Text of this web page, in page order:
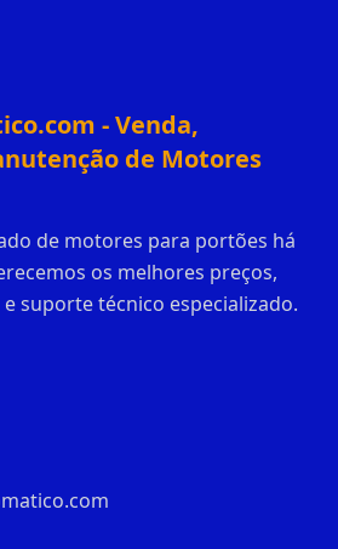
- Venda,
de Motores
de motores para portões há
os melhores preços,
suporte técnico especializado.